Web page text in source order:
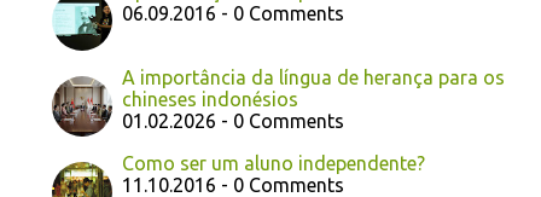
06.09.2016 - 0 Comments
A importância da língua de herança para os
chineses indonésios
01.02.2026 - 0 Comments
Como ser um aluno independente?
11.10.2016 - 0 Comments